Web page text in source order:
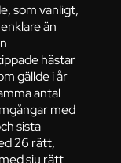
som vanligt,
än
hästar
gällde i år
antal
med
sista
26 rätt,
sju rätt